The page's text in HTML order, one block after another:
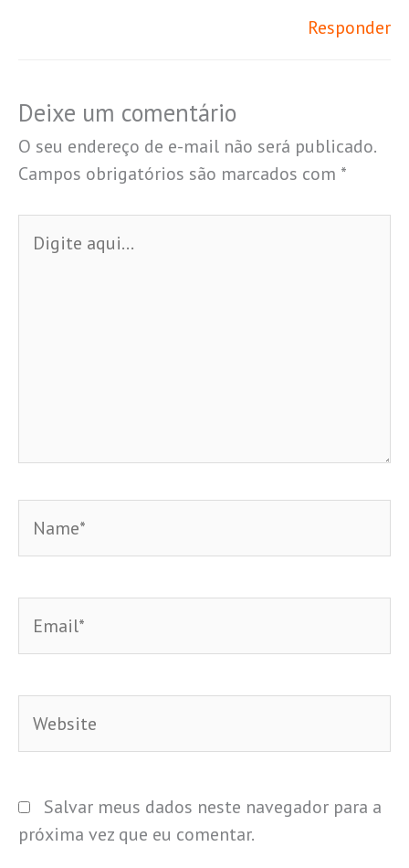
Responder
Deixe um comentário
O seu endereço de e-mail não será publicado.
Campos obrigatórios são marcados com *
aqui...
Salvar meus dados neste navegador para a
próxima vez que eu comentar.